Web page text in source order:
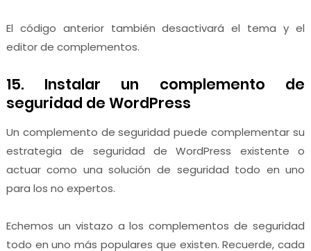
El código anterior también desactivará el tema y el
editor de complementos.
15. Instalar un complemento de
seguridad de WordPress
Un complemento de seguridad puede complementar su
estrategia de seguridad de WordPress existente o
actuar como una solución de seguridad todo en uno
para los no expertos.
Echemos un vistazo a los complementos de seguridad
todo en uno más populares que existen. Recuerde, cada